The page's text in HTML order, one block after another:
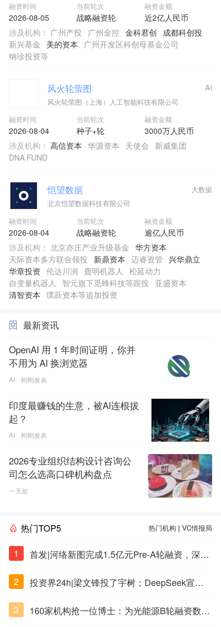
融资时间
2026-08-05
当前轮次
战略融资轮
融资金额
近2亿人民币
涉及机构： 广州产投 广州金控 金科君创
成都科创投
新兴基金
美的资本
广州开发区科创母基金公司
纳珍投资等
风火轮萤图
风火轮萤图（上海）人工智能科技有限公司
融资时间
2026-08-04
当前轮次
种子+轮
融资金额
3000万人民币
AI
涉及机构： 高信资本 华源资本 天使会
新威集团
DNA FUND
恺望数据
北京恺望数据科技有限公司
融资时间
2026-08-04
当前轮次
战略融资轮
融资金额
逾亿人民币
大数据
涉及机构： 北京亦庄产业升级基金 华方资本
天际资本多方联合领投
新鼎资本 迈睿资管
兴华鼎立
华章投资 伦达川润 鹿明机器人
松延动力
自变量机器人
智元旗下觅蜂科技等跟投
亚盛资本
清智资本 璞跃资本等追加投资
最新资讯
OpenAI 用 1 年时间证明，你并
不用为 AI 换浏览器
AI 刚刚发表
印度最赚钱的生意，被AI连根拔
起？
AI 刚刚发表
2026专业组织结构设计咨询公
司怎么选高口碑机构盘点
一天前
热门TOP5 热门机构 |VC情报局
1
首发|河络新图完成1.5亿元Pre-A轮融资，深耕i
2
投资界24h|梁文锋投了宇树；DeepSeek宣布
3
160家机构抢一位博士：为光能源B轮融资数亿